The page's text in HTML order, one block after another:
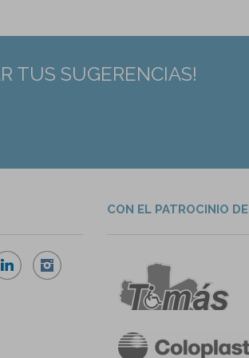
TUS SUGERENCIAS!
CON EL PATROCINIO DE